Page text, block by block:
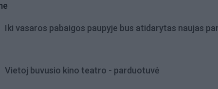
Iki vasaros pabaigos paupyje bus atidarytas naujas
Vietoj buvusio kino teatro - parduotuvė